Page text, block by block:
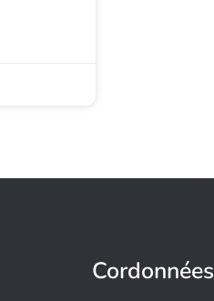
Cordonnées